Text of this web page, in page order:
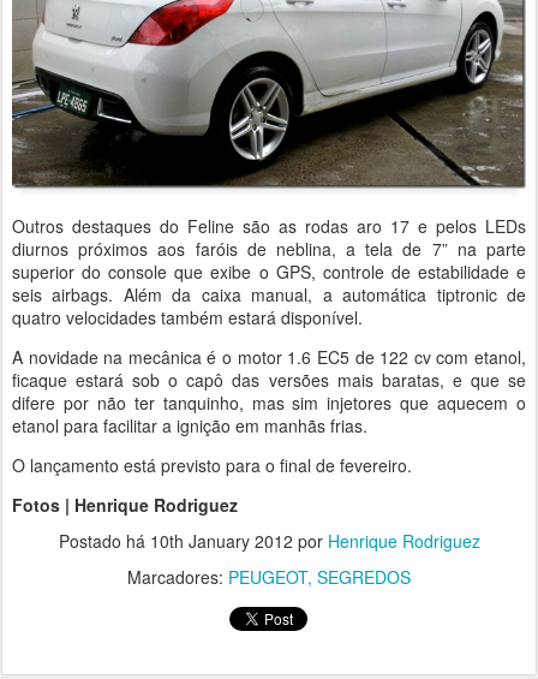
Outros destaques do Feline são as rodas aro 17 e pelos LEDs
diurnos próximos aos faróis de neblina, a tela de 7” na parte
superior do console que exibe o GPS, controle de estabilidade e
seis airbags. Além da caixa manual, a automática tiptronic de
quatro velocidades também estará disponível.
A novidade na mecânica é o motor 1.6 EC5 de 122 cv com etanol,
ficaque estará sob o capô das versões mais baratas, e que se
difere por não ter tanquinho, mas sim injetores que aquecem o
etanol para facilitar a ignição em manhãs frias.
O lançamento está previsto para o final de fevereiro.
Fotos | Henrique Rodriguez
Postado há 10th January 2012 por Henrique Rodriguez
Marcadores: PEUGEOT SEGREDOS